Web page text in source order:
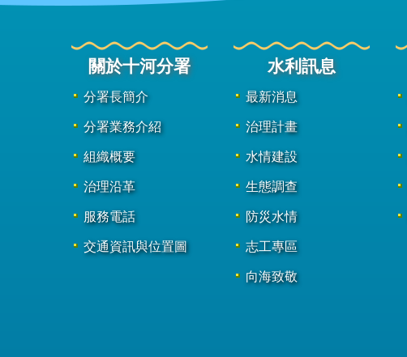
關於十河分署
分署長簡介
分署業務介紹
組織概要
治理沿革
服務電話
交通資訊與位置圖
水利訊息
最新消息
治理計畫
水情建設
生態調查
防災水情
志工專區
向海致敬